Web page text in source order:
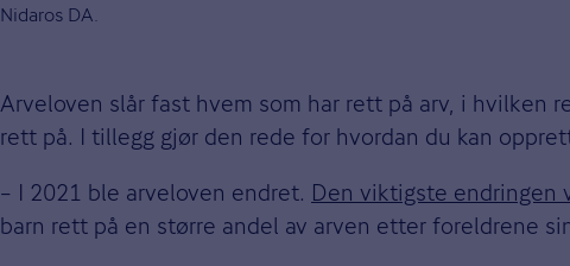
Nidaros DA.
Arveloven slår fast hvem som har rett på arv, i hvilken
rett på. I tillegg gjør den rede for hvordan du kan
– I 2021 ble arveloven endret. Den viktigste endringen
barn rett på en større andel av arven etter foreldrene